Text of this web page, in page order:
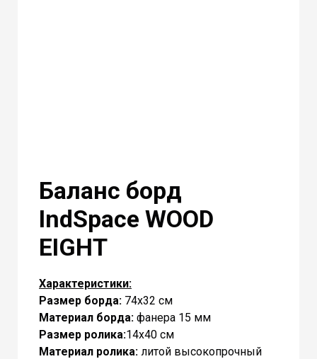
Баланс борд
IndSpace WOOD
EIGHT
Характеристики:
Размер борда: 74х32 cм
Материал борда: фанера 15 мм
Размер ролика:14х40 см
Материал ролика: литой высокопрочный